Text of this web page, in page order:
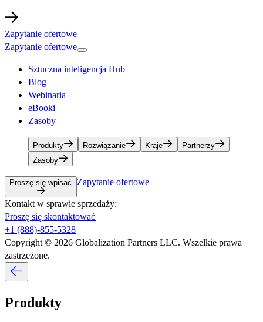
Zapytanie ofertowe​​
Zapytanie ofertowe​​
Sztuczna inteligencja Hub​​
Blog​​
Webinaria​​
eBooki​​
Zasoby​​
Produkty​​ Rozwiązanie​​ Kraje​​
Partnerzy​​
Zasoby​​
Proszę się wpisać​​ Zapytanie ofertowe​​
Kontakt w sprawie sprzedaży:​​
Proszę się skontaktować​​
+1 (888)-855-5328​​
Copyright © 2026 Globalization Partners LLC. Wszelkie prawa
zastrzeżone.​​
Produkty​​